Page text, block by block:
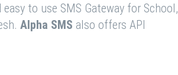
to use SMS Gateway for School,
Alpha SMS also offers API